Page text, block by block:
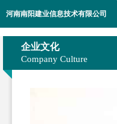
河南南阳建业信息技术有限公司
企业文化
Company Culture